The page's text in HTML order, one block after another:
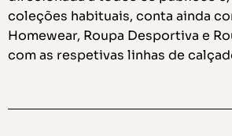
coleções habituais, conta ainda
Homewear, Roupa Desportiva e
com as respetivas linhas de